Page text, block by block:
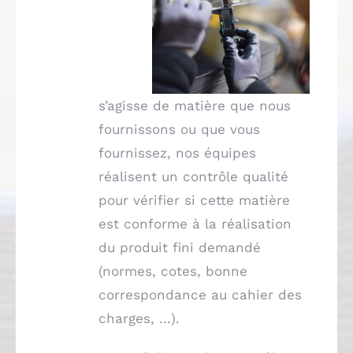
s’agisse de matière que nous
fournissons ou que vous
fournissez, nos équipes
réalisent un contrôle qualité
pour vérifier si cette matière
est conforme à la réalisation
du produit fini demandé
(normes, cotes, bonne
correspondance au cahier des
charges, …).